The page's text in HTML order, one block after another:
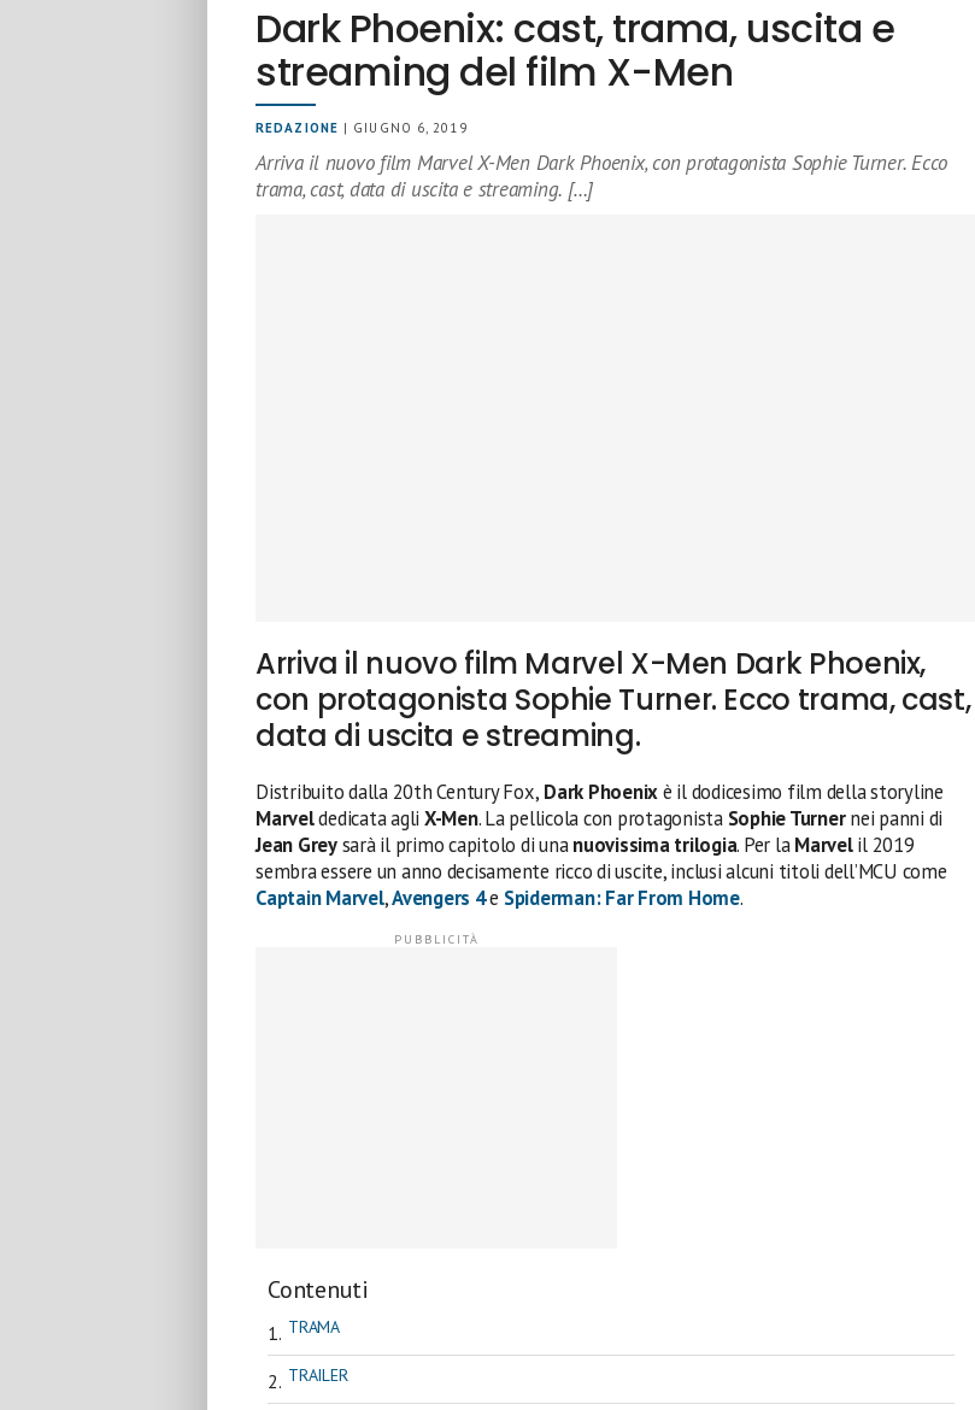
Dark Phoenix: cast, trama, uscita e
streaming del film X-Men
REDAZIONE | GIUGNO 6, 2019
Arriva il nuovo film Marvel X-Men Dark Phoenix, con protagonista Sophie Turner. Ecco
trama, cast, data di uscita e streaming. […]
Arriva il nuovo film Marvel X-Men Dark Phoenix,
con protagonista Sophie Turner. Ecco trama, cast,
data di uscita e streaming.
Distribuito dalla 20th Century Fox, Dark Phoenixè il dodicesimo film della storyline
Marveldedicata agli X-Men. La pellicola con protagonistaSophie Turnernei panni di
Jean Greysarà il primo capitolo di unanuovissima trilogia. Per laMarvelil 2019
sembra essere un anno decisamente ricco di uscite, inclusi alcuni titoli dell’MCU come
Captain Marvel,Avengers 4e Spiderman: Far From Home.
Contenuti
TRAMA
TRAILER